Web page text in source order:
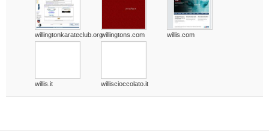
willingtonkarateclub.orgwillingtons.com willis.com
willis.it williscioccolato.it